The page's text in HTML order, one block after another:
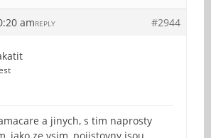
am #2944
REPLY
a jinych, s tim naprosty